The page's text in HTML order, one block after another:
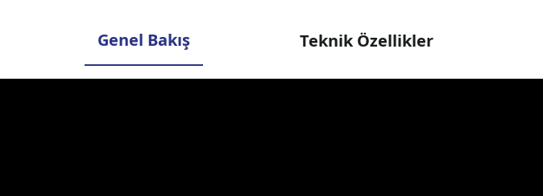
Genel Bakış Teknik Özellikler